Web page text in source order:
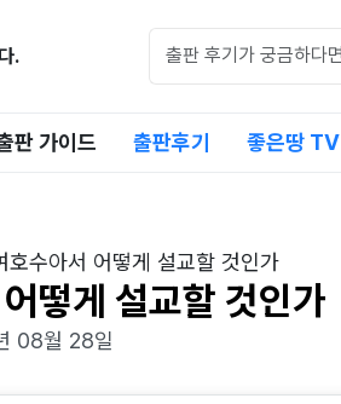
.
판 가이드 출판후기 좋은땅 TV
호수아서 어떻게 설교할 것인가
떻게 설교할 것인가
08월 28일